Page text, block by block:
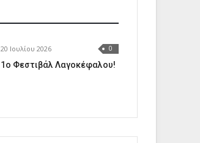
20 Ιουλίου 2026 0
1o Φεστιβάλ Λαγοκέφαλου!